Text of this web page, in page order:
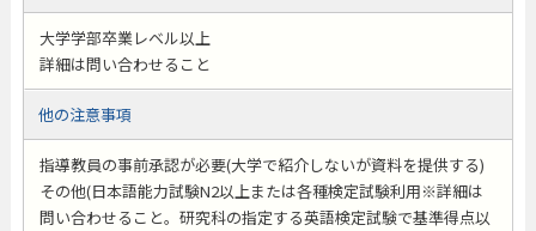
大学学部卒業レベル以上
詳細は問い合わせること
他の注意事項
指導教員の事前承認が必要(大学で紹介しないが資料を提供する)
その他(日本語能力試験N2以上または各種検定試験利用※詳細は
問い合わせること。研究科の指定する英語検定試験で基準得点以